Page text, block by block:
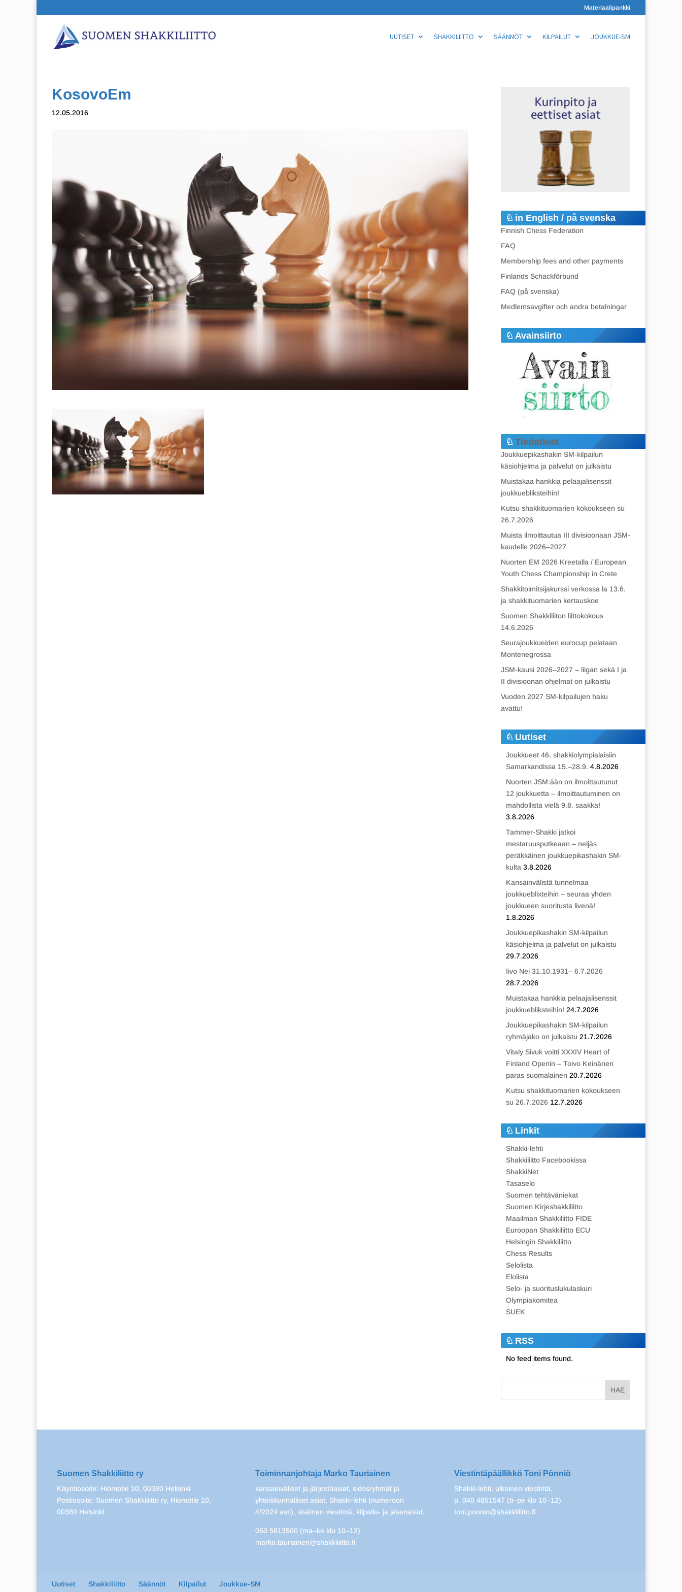
Materiaalipankki
UUTISET SHAKKILIITTO SÄÄNNÖT KILPAILUT JOUKKUE-SM
KosovoEm
12.05.2016
in English / på svenska
Finnish Chess Federation
FAQ
Membership fees and other payments
Finlands Schackförbund
FAQ (på svenska)
Medlemsavgifter och andra betalningar
Avainsiirto
Tiedotteet
Joukkuepikashakin SM-kilpailun
käsiohjelma ja palvelut on julkaistu
Muistakaa hankkia pelaajalisenssit
joukkuebliksteihin!
Kutsu shakkituomarien kokoukseen su
26.7.2026
Muista ilmoittautua III divisioonaan JSM-
kaudelle 2026–2027
Nuorten EM 2026 Kreetalla / European
Youth Chess Championship in Crete
Shakkitoimitsijakurssi verkossa la 13.6.
ja shakkituomarien kertauskoe
Suomen Shakkiliiton liittokokous
14.6.2026
Seurajoukkueiden eurocup pelataan
Montenegrossa
JSM-kausi 2026–2027 – liigan sekä I ja
II divisioonan ohjelmat on julkaistu
Vuoden 2027 SM-kilpailujen haku
avattu!
Uutiset
Joukkueet 46. shakkiolympialaisiin
Samarkandissa 15.–28.9. 4.8.2026
Nuorten JSM:ään on ilmoittautunut
12 joukkuetta – ilmoittautuminen on
mahdollista vielä 9.8. saakka!
3.8.2026
Tammer-Shakki jatkoi
mestaruusputkeaan – neljäs
peräkkäinen joukkuepikashakin SM-
kulta 3.8.2026
Kansainvälistä tunnelmaa
joukkueblixteihin – seuraa yhden
joukkueen suoritusta livenä!
1.8.2026
Joukkuepikashakin SM-kilpailun
käsiohjelma ja palvelut on julkaistu
29.7.2026
Iivo Nei 31.10.1931– 6.7.2026
28.7.2026
Muistakaa hankkia pelaajalisenssit
joukkuebliksteihin! 24.7.2026
Joukkuepikashakin SM-kilpailun
ryhmäjako on julkaistu 21.7.2026
Vitaly Sivuk voitti XXXIV Heart of
Finland Openin – Toivo Keinänen
paras suomalainen 20.7.2026
Kutsu shakkituomarien kokoukseen
su 26.7.2026 12.7.2026
Linkit
Shakki-lehti
Shakkiliitto Facebookissa
ShakkiNet
Tasaselo
Suomen tehtäväniekat
Suomen Kirjeshakkiliitto
Maailman Shakkiliitto FIDE
Euroopan Shakkiliitto ECU
Helsingin Shakkiliitto
Chess Results
Selolista
Elolista
Selo- ja suorituslukulaskuri
Olympiakomitea
SUEK
RSS
No feed items found.
Suomen Shakkiliitto ry
Käyntiosoite: Hiomotie 10, 00380 Helsinki
Postiosoite: Suomen Shakkiliitto ry, Hiomotie 10,
00380 Helsinki
Toiminnanjohtaja Marko Tauriainen
kansainväliset ja järjestöasiat, sidosryhmät ja
yhteiskunnalliset asiat, Shakki-lehti (numeroon
4/2024 asti), sisäinen viestintä, kilpailu- ja jäsenasiat.
050 5813500 (ma–ke klo 10–12)
marko.tauriainen@shakkiliitto.fi
Viestintäpäällikkö Toni Pönniö
Shakki-lehti, ulkoinen viestintä.
p. 040 4851547 (ti–pe klo 10–12)
toni.ponnio@shakkiliitto.fi
Uutiset Shakkiliitto Säännöt Kilpailut Joukkue-SM